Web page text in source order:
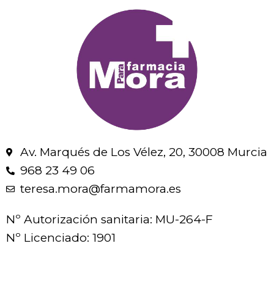
Av. Marqués de Los Vélez, 20, 30008 Murcia
968 23 49 06
teresa.mora@farmamora.es
Nº Autorización sanitaria: MU-264-F
Nº Licenciado: 1901